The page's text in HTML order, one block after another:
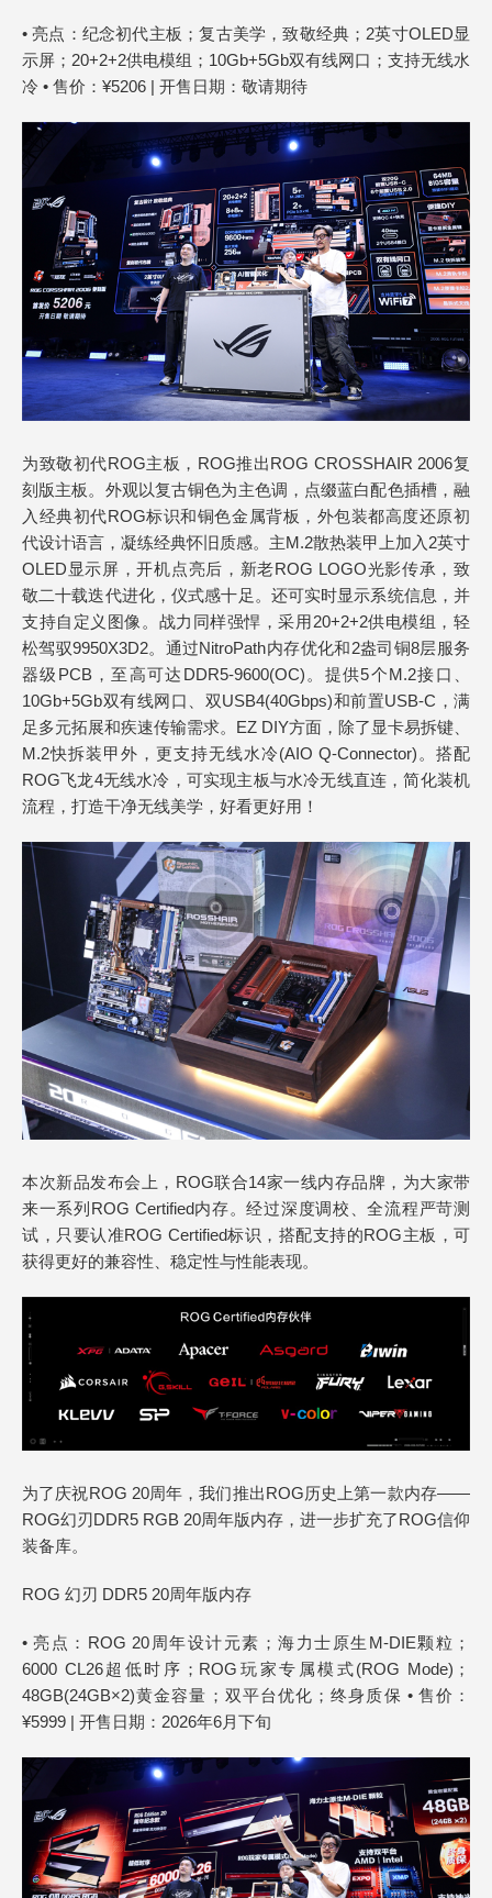
• 亮点：纪念初代主板；复古美学，致敬经典；2英寸OLED显
示屏；20+2+2供电模组；10Gb+5Gb双有线网口；支持无线水
冷 • 售价：¥5206 | 开售日期：敬请期待
为致敬初代ROG主板，ROG推出ROG CROSSHAIR 2006复
刻版主板。外观以复古铜色为主色调，点缀蓝白配色插槽，融
入经典初代ROG标识和铜色金属背板，外包装都高度还原初
代设计语言，凝练经典怀旧质感。主M.2散热装甲上加入2英寸
OLED显示屏，开机点亮后，新老ROG LOGO光影传承，致
敬二十载迭代进化，仪式感十足。还可实时显示系统信息，并
支持自定义图像。战力同样强悍，采用20+2+2供电模组，轻
松驾驭9950X3D2。通过NitroPath内存优化和2盎司铜8层服务
器级PCB，至高可达DDR5-9600(OC)。提供5个M.2接口、
10Gb+5Gb双有线网口、双USB4(40Gbps)和前置USB-C，满
足多元拓展和疾速传输需求。EZ DIY方面，除了显卡易拆键、
M.2快拆装甲外，更支持无线水冷(AIO Q-Connector)。搭配
ROG飞龙4无线水冷，可实现主板与水冷无线直连，简化装机
流程，打造干净无线美学，好看更好用！
本次新品发布会上，ROG联合14家一线内存品牌，为大家带
来一系列ROG Certified内存。经过深度调校、全流程严苛测
试，只要认准ROG Certified标识，搭配支持的ROG主板，可
获得更好的兼容性、稳定性与性能表现。
为了庆祝ROG 20周年，我们推出ROG历史上第一款内存——
ROG幻刃DDR5 RGB 20周年版内存，进一步扩充了ROG信仰
装备库。
ROG 幻刃 DDR5 20周年版内存
• 亮点：ROG 20周年设计元素；海力士原生M-DIE颗粒；
6000 CL26超低时序；ROG玩家专属模式(ROG Mode)；
48GB(24GB×2)黄金容量；双平台优化；终身质保 • 售价：
¥5999 | 开售日期：2026年6月下旬